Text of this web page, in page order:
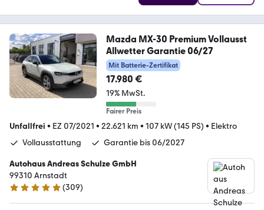
Mazda MX-30 Premium Vollausst
Allwetter Garantie 06/27
Mit Batterie-Zertifikat
17.980 €
19% MwSt.
Fairer Preis
Unfallfrei • EZ 07/2021 • 22.621 km • 107 kW (145 PS) • Elektro
Vollausstattung
Garantie bis 06/2027
Autohaus Andreas Schulze GmbH
99310 Arnstadt
4.9 Sterne
(309)